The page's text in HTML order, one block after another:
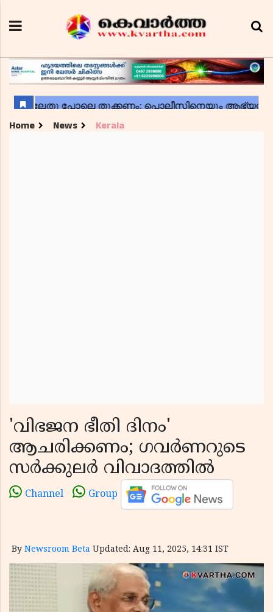
Home News Kerala
'വിഭജന ഭീതി ദിനം'
ആചരിക്കണം; ഗവർണറുടെ
സർക്കുലർ വിവാദത്തിൽ
Channel Group
By Newsroom Beta Updated: Aug 11, 2025, 14:31 IST